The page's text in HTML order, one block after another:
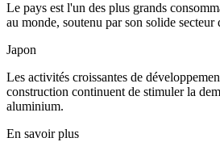
Le pays est l'un des plus grands
au monde, soutenu par son solide secteur
Japon
Les activités croissantes de
construction continuent de stimuler la
aluminium.
En savoir plus